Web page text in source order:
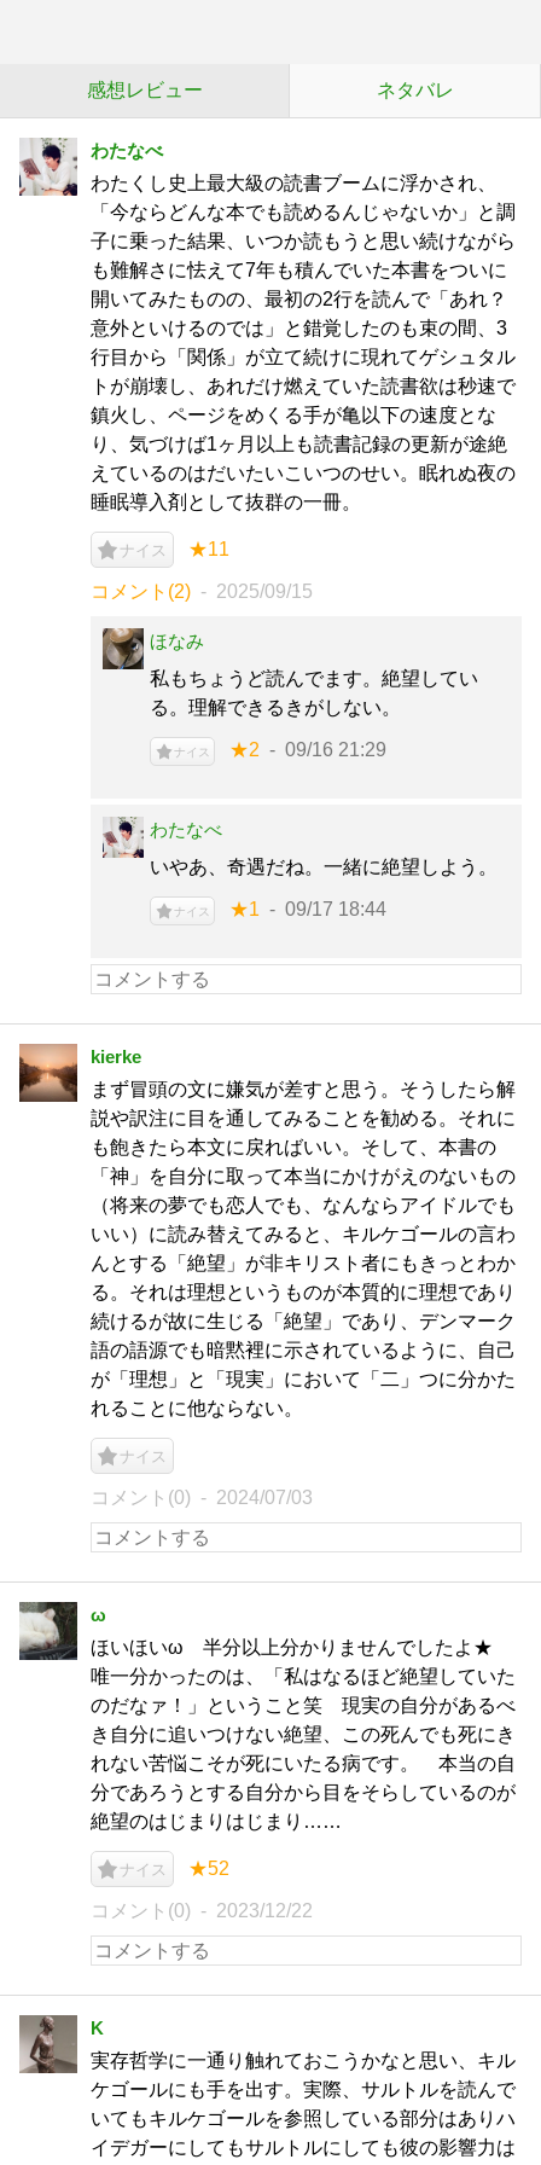
感想レビュー ネタバレ
わたなべ
わたくし史上最大級の読書ブームに浮かされ、
「今ならどんな本でも読めるんじゃないか」と調
子に乗った結果、いつか読もうと思い続けながら
も難解さに怯えて7年も積んでいた本書をついに
開いてみたものの、最初の2行を読んで「あれ？
意外といけるのでは」と錯覚したのも束の間、3
行目から「関係」が立て続けに現れてゲシュタル
トが崩壊し、あれだけ燃えていた読書欲は秒速で
鎮火し、ページをめくる手が亀以下の速度とな
り、気づけば1ヶ月以上も読書記録の更新が途絶
えているのはだいたいこいつのせい。眠れぬ夜の
睡眠導入剤として抜群の一冊。
ナイス ★11
コメント(2) 2025/09/15
ほなみ
私もちょうど読んでます。絶望してい
る。理解できるきがしない。
ナイス ★2 09/16 21:29
わたなべ
いやあ、奇遇だね。一緒に絶望しよう。
ナイス ★1 09/17 18:44
kierke
まず冒頭の文に嫌気が差すと思う。そうしたら解
説や訳注に目を通してみることを勧める。それに
も飽きたら本文に戻ればいい。そして、本書の
「神」を自分に取って本当にかけがえのないもの
（将来の夢でも恋人でも、なんならアイドルでも
いい）に読み替えてみると、キルケゴールの言わ
んとする「絶望」が非キリスト者にもきっとわか
る。それは理想というものが本質的に理想であり
続けるが故に生じる「絶望」であり、デンマーク
語の語源でも暗黙裡に示されているように、自己
が「理想」と「現実」において「二」つに分かた
れることに他ならない。
ナイス
コメント(0) 2024/07/03
ω
ほいほいω 半分以上分かりませんでしたよ★
唯一分かったのは、「私はなるほど絶望していた
のだなァ！」ということ笑 現実の自分があるべ
き自分に追いつけない絶望、この死んでも死にき
れない苦悩こそが死にいたる病です。 本当の自
分であろうとする自分から目をそらしているのが
絶望のはじまりはじまり……
ナイス ★52
コメント(0) 2023/12/22
K
実存哲学に一通り触れておこうかなと思い、キル
ケゴールにも手を出す。実際、サルトルを読んで
いてもキルケゴールを参照している部分はありハ
イデガーにしてもサルトルにしても彼の影響力は